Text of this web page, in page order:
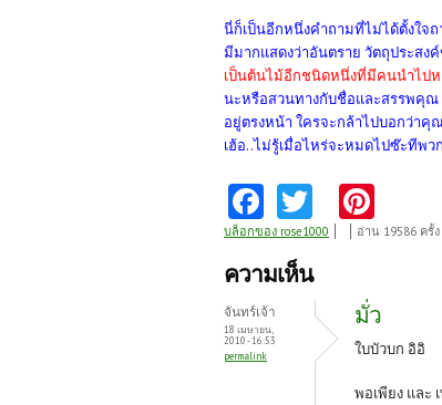
นี่ก็เป็นอีกหนึ่งคำถามที่ไม่ได้ตั้งใจ
มีมากแสดงว่าอันตราย วัตถุประสง
เป็นต้นไม้อีกชนิดหนึ่งที่มีคนนำไป
นะหรือสวนทางกับชื่อและสรรพคุณ
อยู่ตรงหน้า ใครจะกล้าไปบอกว่า
เฮ้อ..ไม่รู้เมื่อไหร่จะหมดไปซ๊ะทีพ
Fa
ce
b
o
o
k
w
itt
er
nt
es
t
บล็อกของ rose1000 อ่าน 19586 ครั้ง
ความเห็น
จันทร์เจ้า
18 เมษายน,
2010 - 16:53
permalink
มั่ว
ใบบัวบก อิอิ
พอเพียง และ